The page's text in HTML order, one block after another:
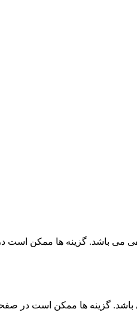
می باشد. گزینه ها ممکن
باشد. گزینه ها ممکن است در